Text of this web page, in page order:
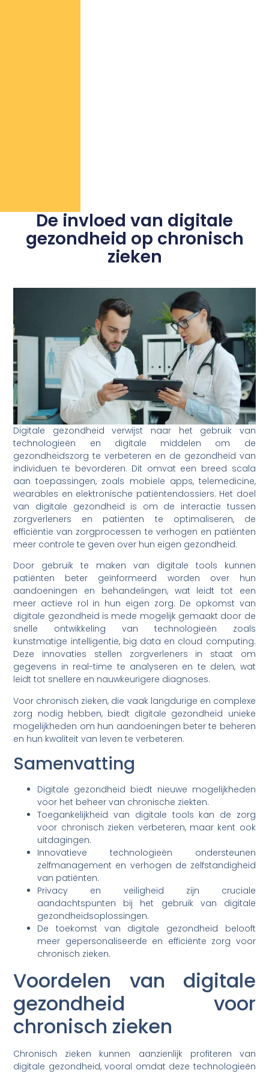
De invloed van digitale
gezondheid op chronisch
zieken
Digitale gezondheid verwijst naar het gebruik van
technologieën en digitale middelen om de
gezondheidszorg te verbeteren en de gezondheid van
individuen te bevorderen. Dit omvat een breed scala
aan toepassingen, zoals mobiele apps, telemedicine,
wearables en elektronische patiëntendossiers. Het doel
van digitale gezondheid is om de interactie tussen
zorgverleners en patiënten te optimaliseren, de
efficiëntie van zorgprocessen te verhogen en patiënten
meer controle te geven over hun eigen gezondheid.
Door gebruik te maken van digitale tools kunnen
patiënten beter geïnformeerd worden over hun
aandoeningen en behandelingen, wat leidt tot een
meer actieve rol in hun eigen zorg. De opkomst van
digitale gezondheid is mede mogelijk gemaakt door de
snelle ontwikkeling van technologieën zoals
kunstmatige intelligentie, big data en cloud computing.
Deze innovaties stellen zorgverleners in staat om
gegevens in real-time te analyseren en te delen, wat
leidt tot snellere en nauwkeurigere diagnoses.
Voor chronisch zieken, die vaak langdurige en complexe
zorg nodig hebben, biedt digitale gezondheid unieke
mogelijkheden om hun aandoeningen beter te beheren
en hun kwaliteit van leven te verbeteren.
Samenvatting
Digitale gezondheid biedt nieuwe mogelijkheden
voor het beheer van chronische ziekten.
Toegankelijkheid van digitale tools kan de zorg
voor chronisch zieken verbeteren, maar kent ook
uitdagingen.
Innovatieve technologieën ondersteunen
zelfmanagement en verhogen de zelfstandigheid
van patiënten.
Privacy en veiligheid zijn cruciale
aandachtspunten bij het gebruik van digitale
gezondheidsoplossingen.
De toekomst van digitale gezondheid belooft
meer gepersonaliseerde en efficiënte zorg voor
chronisch zieken.
Voordelen van digitale
gezondheid voor
chronisch zieken
Chronisch zieken kunnen aanzienlijk profiteren van
digitale gezondheid, vooral omdat deze technologieën